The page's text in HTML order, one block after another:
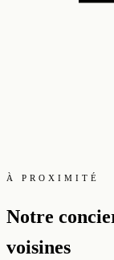
À PROXIMITÉ
Notre
voisines